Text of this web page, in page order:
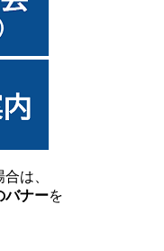
は、
バナーを